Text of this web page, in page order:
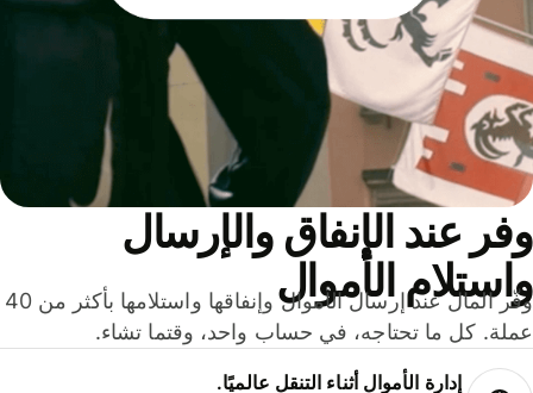
عند الإنفاق والإرسال
الأموال
وفّر المال عند إرسال الأموال وإنفاقها واستلامها بأكثر من 40
كل ما تحتاجه، في حساب واحد، وقتما تشاء.
إدارة الأموال أثناء التنقل عالميًا.